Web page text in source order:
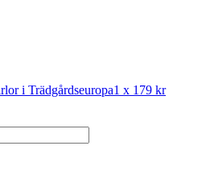
i Trädgårdseuropa1 x 179 kr